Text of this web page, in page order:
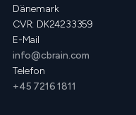
Dänemark
CVR: DK24233359
E-Mail
info@cbrain.com
Telefon
+45 7216 1811